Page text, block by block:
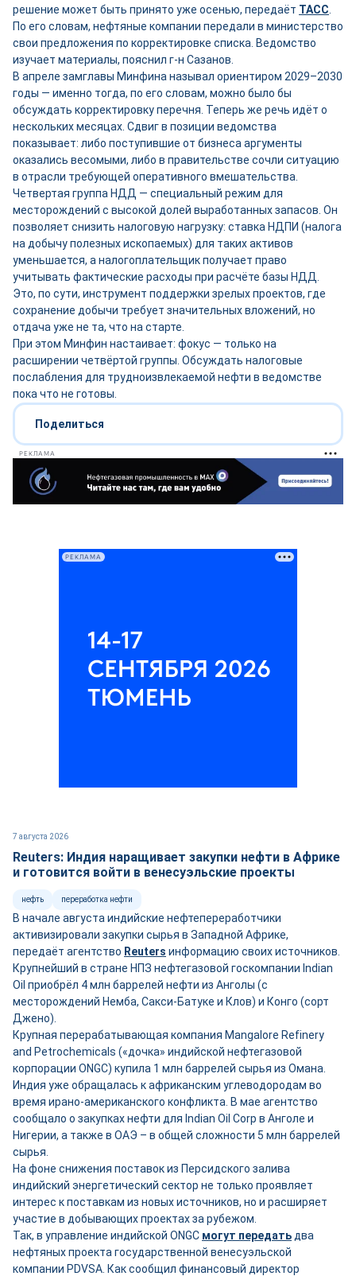
решение может быть принято уже осенью, передаёт ТАСС
По его словам, нефтяные компании передали в министерство
свои предложения по корректировке списка. Ведомство
изучает материалы, пояснил г-н Сазанов.
В апреле замглавы Минфина называл ориентиром 2029–2030
годы — именно тогда, по его словам, можно было бы
обсуждать корректировку перечня. Теперь же речь идёт о
нескольких месяцах. Сдвиг в позиции ведомства
показывает: либо поступившие от бизнеса аргументы
оказались весомыми, либо в правительстве сочли ситуацию
в отрасли требующей оперативного вмешательства.
Четвертая группа НДД — специальный режим для
месторождений с высокой долей выработанных запасов. Он
позволяет снизить налоговую нагрузку: ставка НДПИ (налога
на добычу полезных ископаемых) для таких активов
уменьшается, а налогоплательщик получает право
учитывать фактические расходы при расчёте базы НДД.
Это, по сути, инструмент поддержки зрелых проектов, где
сохранение добычи требует значительных вложений, но
отдача уже не та, что на старте.
При этом Минфин настаивает: фокус — только на
расширении четвёртой группы. Обсуждать налоговые
послабления для трудноизвлекаемой нефти в ведомстве
пока что не готовы.
Поделиться
РЕКЛАМА
7 августа 2026
Reuters: Индия наращивает закупки нефти в Африке
и готовится войти в венесуэльские проекты
нефть переработка нефти
В начале августа индийские нефтепереработчики
активизировали закупки сырья в Западной Африке,
передаёт агентство Reuters информацию своих источников.
Крупнейший в стране НПЗ нефтегазовой госкомпании Indian
Oil приобрёл 4 млн баррелей нефти из Анголы (с
месторождений Немба, Сакси-Батуке и Клов) и Конго (сорт
Джено).
Крупная перерабатывающая компания Mangalore Refinery
and Petrochemicals («дочка» индийской нефтегазовой
корпорации ONGC) купила 1 млн баррелей сырья из Омана.
Индия уже обращалась к африканским углеводородам во
время ирано-американского конфликта. В мае агентство
сообщало о закупках нефти для Indian Oil Corp в Анголе и
Нигерии, а также в ОАЭ – в общей сложности 5 млн баррелей
сырья.
На фоне снижения поставок из Персидского залива
индийский энергетический сектор не только проявляет
интерес к поставкам из новых источников, но и расширяет
участие в добывающих проектах за рубежом.
Так, в управление индийской ONGC могут передать два
нефтяных проекта государственной венесуэльской
компании PDVSA. Как сообщил финансовый директор
РЕКЛАМА